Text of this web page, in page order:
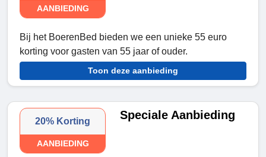
AANBIEDING
Bij het BoerenBed bieden we een unieke 55 euro
korting voor gasten van 55 jaar of ouder.
Toon deze aanbieding
20% Korting
AANBIEDING
Speciale Aanbieding